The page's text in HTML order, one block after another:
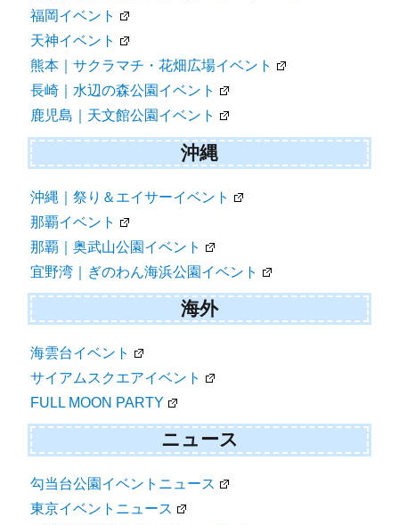
福岡イベント
天神イベント
熊本｜サクラマチ・花畑広場イベント
長崎｜水辺の森公園イベント
鹿児島｜天文館公園イベント
沖縄
沖縄｜祭り＆エイサーイベント
那覇イベント
那覇｜奥武山公園イベント
宜野湾｜ぎのわん海浜公園イベント
海外
海雲台イベント
サイアムスクエアイベント
FULL MOON PARTY
ニュース
勾当台公園イベントニュース
東京イベントニュース